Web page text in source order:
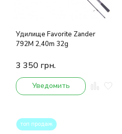
Удилище Favorite Zander
792M 2,40m 32g
3 350 грн.
Уведомить
топ продаж